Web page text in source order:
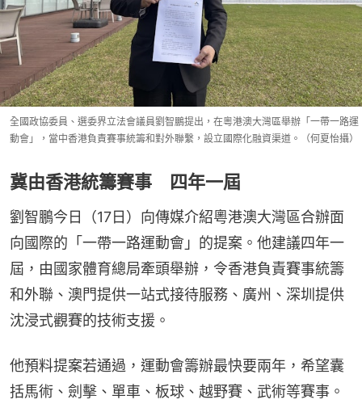
全國政協委員、選委界立法會議員劉智鵬提出，在粵港澳大灣區舉辦「一帶一路運
動會」，當中香港負責賽事統籌和對外聯繫，設立國際化融資渠道。（何夏怡攝）
冀由香港統籌賽事 四年一屆
劉智鵬今日（17日）向傳媒介紹粵港澳大灣區合辦面
向國際的「一帶一路運動會」的提案。他建議四年一
屆，由國家體育總局牽頭舉辦，令香港負責賽事統籌
和外聯、澳門提供一站式接待服務、廣州、深圳提供
沈浸式觀賽的技術支援。
他預料提案若通過，運動會籌辦最快要兩年，希望囊
括馬術、劍擊、單車、板球、越野賽、武術等賽事。